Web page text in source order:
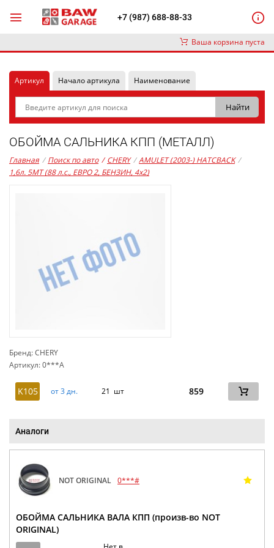
+7 (987) 688-88-33
Ваша корзина пуста
Артикул Начало артикула Наименование
ОБОЙМА САЛЬНИКА КПП (МЕТАЛЛ)
Главная / Поиск по авто / CHERY / AMULET (2003-) HATCBACK /
1,6л. 5MT (88 л.с., ЕВРО 2, БЕНЗИН, 4x2)
Бренд: CHERY
Артикул: 0***A
K105 от 3 дн. 21 шт 859
Аналоги
NOT ORIGINAL 0***#
ОБОЙМА САЛЬНИКА ВАЛА КПП (произв-во NOT
ORIGINAL)